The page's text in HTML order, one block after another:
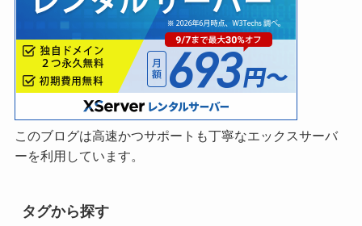
このブログは高速かつサポートも丁寧なエックスサーバ
ーを利用しています。
タグから探す